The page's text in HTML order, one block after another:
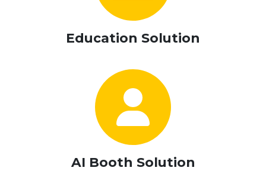
Education Solution
AI Booth Solution